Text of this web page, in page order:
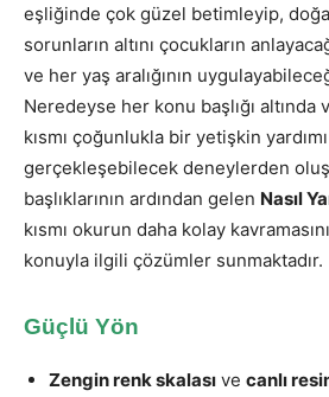
eşliğinde çok güzel betimleyip,
sorunların altını çocukların
ve her yaş aralığının
Neredeyse her konu başlığı altında
kısmı çoğunlukla bir yetişkin
gerçekleşebilecek deneylerden
başlıklarının ardından gelen Nasıl
kısmı okurun daha kolay
konuyla ilgili çözümler sunmaktadır.
Güçlü Yön
Zengin renk skalası ve canlı